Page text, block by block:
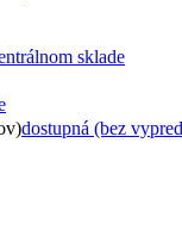
sklade
dostupná (bez